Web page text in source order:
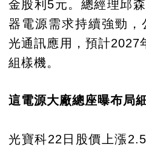
金股利5元。總經理邱
器電源需求持續強勁，
光通訊應用，預計2027
組樣機。
這電源大廠總座曝布局
光寶科22日股價上漲